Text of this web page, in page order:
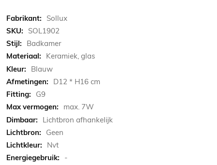
Meer
informatie
Sollux
SOL1902
Badkamer
Keramiek, glas
Blauw
D12 * H16 cm
G9
max. 7W
Lichtbron afhankelijk
Geen
Nvt
-